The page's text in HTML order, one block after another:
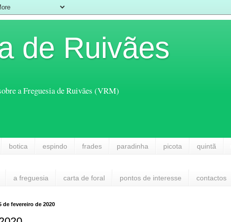
de Ruivães
a Freguesia de Ruivães (VRM)
botica espindo frades paradinha picota quintã
a freguesia carta de foral pontos de interesse contactos
de fevereiro de 2020